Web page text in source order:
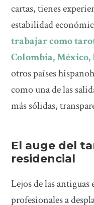
cartas, tienes
estabilidad
trabajar como
Colombia,
otros países
como una de las
más sólidas,
El auge del
residencial
Lejos de las
profesionales a